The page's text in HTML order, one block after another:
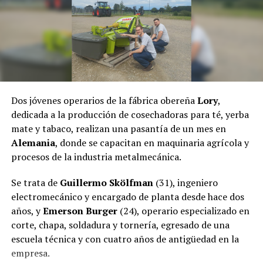
manera armónica con el medio ambiente y hoy son los
principales guardianes de la selva misionera.
El pasado jueves, el fiscalHéctor Simón
, a través de la
Fiscalía de Instrucción Uno de Puerto Rico dictaminó
dejar sin efecto eldesalojo,por lo que las familias
regresaron a la comunidad.
Dos jóvenes operarios de la fábrica obereñaLory,
dedicada a la producción de cosechadoras para té, yerba
mate y tabaco, realizan una pasantía de un mes en
Alemania, donde se capacitan en maquinaria agrícola y
procesos de la industria metalmecánica.
Se trata de Guillermo Skölfman(31), ingeniero
electromecánico y encargado de planta desde hace dos
años, yEmerson Burger(24), operario especializado en
corte, chapa, soldadura y tornería, egresado de una
escuela técnica y con cuatro años de antigüedad en la
empresa.